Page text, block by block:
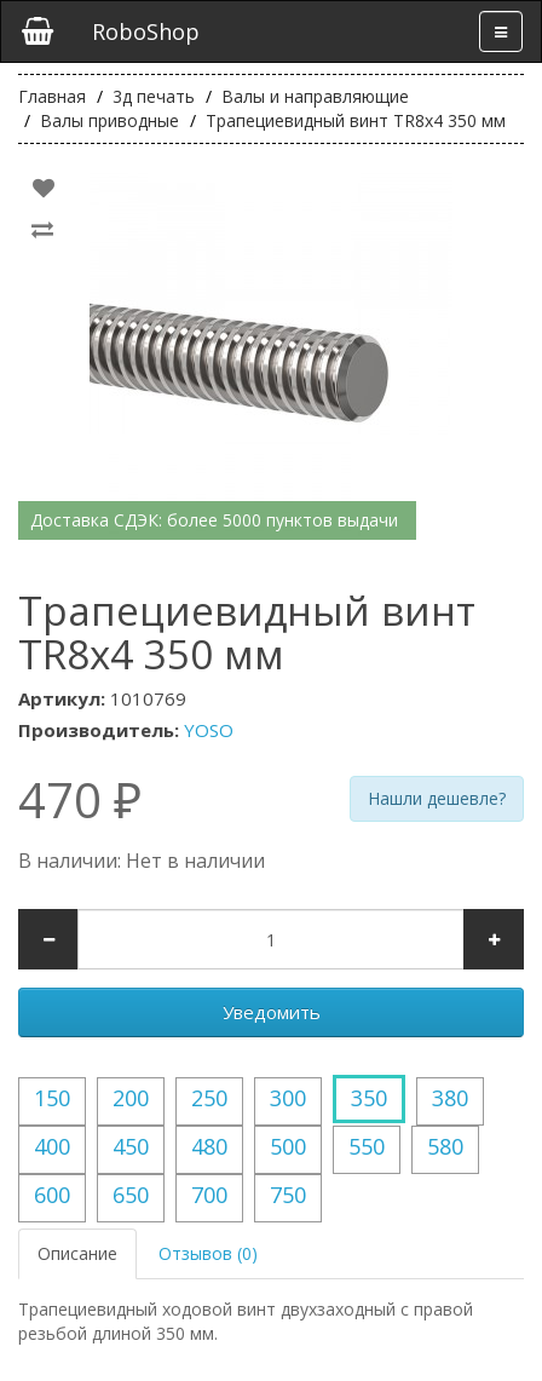
RoboShop
Главная 3д печать
Валы и направляющие
Валы приводные
Трапециевидный винт TR8x4 350 мм
Доставка СДЭК: более 5000 пунктов выдачи
Трапециевидный винт
TR8x4 350 мм
Артикул: 1010769
Производитель: YOSO
470 ₽ Нашли дешевле?
В наличии: Нет в наличии
Уведомить
150 200 250 300 350
380
400
450 480 500 550
580
600
650 700 750
Описание Отзывов (0)
Трапециевидный ходовой винт двухзаходный с правой
резьбой длиной 350 мм.